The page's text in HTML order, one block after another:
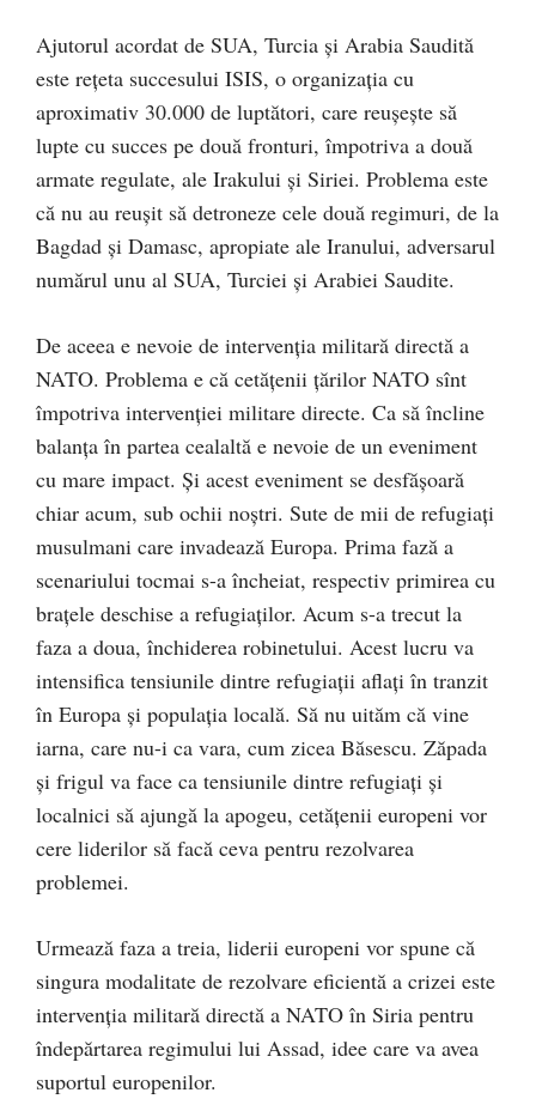
Ajutorul acordat de SUA, Turcia și Arabia Saudită
este rețeta succesului ISIS, o organizația cu
aproximativ 30.000 de luptători, care reușește să
lupte cu succes pe două fronturi, împotriva a două
armate regulate, ale Irakului și Siriei. Problema este
că nu au reușit să detroneze cele două regimuri, de la
Bagdad și Damasc, apropiate ale Iranului, adversarul
numărul unu al SUA, Turciei și Arabiei Saudite.
De aceea e nevoie de intervenția militară directă a
NATO. Problema e că cetățenii țărilor NATO sînt
împotriva intervenției militare directe. Ca să încline
balanța în partea cealaltă e nevoie de un eveniment
cu mare impact. Și acest eveniment se desfășoară
chiar acum, sub ochii noștri. Sute de mii de refugiați
musulmani care invadează Europa. Prima fază a
scenariului tocmai s-a încheiat, respectiv primirea cu
brațele deschise a refugiaților. Acum s-a trecut la
faza a doua, închiderea robinetului. Acest lucru va
intensifica tensiunile dintre refugiații aflați în tranzit
în Europa și populația locală. Să nu uităm că vine
iarna, care nu-i ca vara, cum zicea Băsescu. Zăpada
și frigul va face ca tensiunile dintre refugiați și
localnici să ajungă la apogeu, cetățenii europeni vor
cere liderilor să facă ceva pentru rezolvarea
problemei.
Urmează faza a treia, liderii europeni vor spune că
singura modalitate de rezolvare eficientă a crizei este
intervenția militară directă a NATO în Siria pentru
îndepărtarea regimului lui Assad, idee care va avea
suportul europenilor.